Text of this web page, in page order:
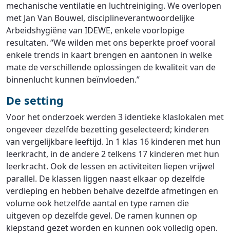
mechanische ventilatie en luchtreiniging. We overlopen
met Jan Van Bouwel, disciplineverantwoordelijke
Arbeidshygiëne van IDEWE, enkele voorlopige
resultaten. “We wilden met ons beperkte proef vooral
enkele trends in kaart brengen en aantonen in welke
mate de verschillende oplossingen de kwaliteit van de
binnenlucht kunnen beïnvloeden.”
De setting
Voor het onderzoek werden 3 identieke klaslokalen met
ongeveer dezelfde bezetting geselecteerd; kinderen
van vergelijkbare leeftijd. In 1 klas 16 kinderen met hun
leerkracht, in de andere 2 telkens 17 kinderen met hun
leerkracht. Ook de lessen en activiteiten liepen vrijwel
parallel. De klassen liggen naast elkaar op dezelfde
verdieping en hebben behalve dezelfde afmetingen en
volume ook hetzelfde aantal en type ramen die
uitgeven op dezelfde gevel. De ramen kunnen op
kiepstand gezet worden en kunnen ook volledig open.